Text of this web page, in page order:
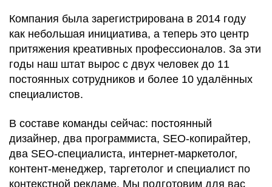
Компания была зарегистрирована в 2014 году
как небольшая инициатива, а теперь это центр
притяжения креативных профессионалов. За эти
годы наш штат вырос с двух человек до 11
постоянных сотрудников и более 10 удалённых
специалистов.
В составе команды сейчас: постоянный
дизайнер, два программиста, SEO-копирайтер,
два SEO-специалиста, интернет-маркетолог,
контент-менеджер, таргетолог и специалист по
контекстной рекламе. Мы подготовим для вас